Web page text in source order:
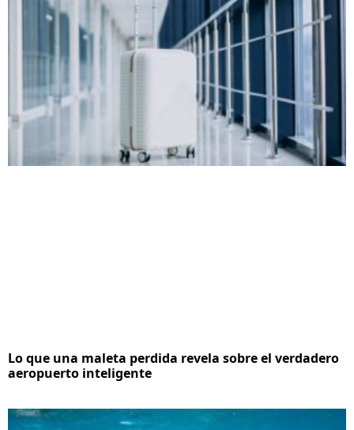
Lo que una maleta perdida revela sobre el verdadero
aeropuerto inteligente